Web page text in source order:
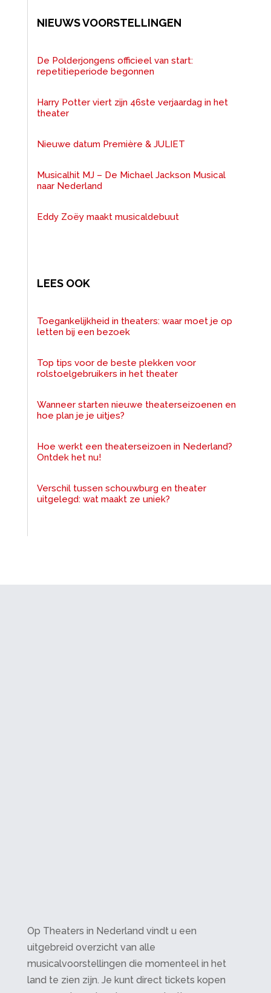
NIEUWS VOORSTELLINGEN
De Polderjongens officieel van start:
repetitieperiode begonnen
Harry Potter viert zijn 46ste verjaardag in het
theater
Nieuwe datum Première & JULIET
Musicalhit MJ – De Michael Jackson Musical
naar Nederland
Eddy Zoëy maakt musicaldebuut
LEES OOK
Toegankelijkheid in theaters: waar moet je op
letten bij een bezoek
Top tips voor de beste plekken voor
rolstoelgebruikers in het theater
Wanneer starten nieuwe theaterseizoenen en
hoe plan je je uitjes?
Hoe werkt een theaterseizoen in Nederland?
Ontdek het nu!
Verschil tussen schouwburg en theater
uitgelegd: wat maakt ze uniek?
Op Theaters in Nederland vindt u een
uitgebreid overzicht van alle
musicalvoorstellingen die momenteel in het
land te zien zijn. Je kunt direct tickets kopen